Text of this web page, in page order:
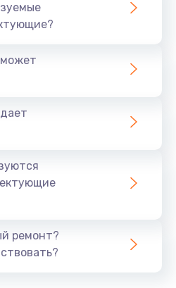
ремонт?